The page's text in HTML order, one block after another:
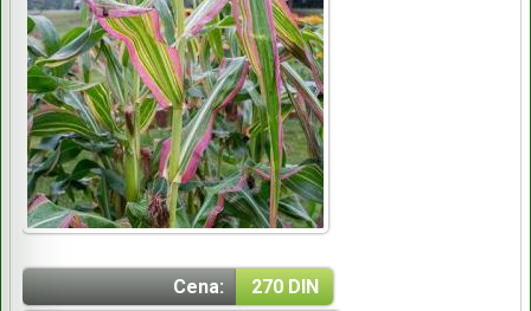
Cena:
270 DIN